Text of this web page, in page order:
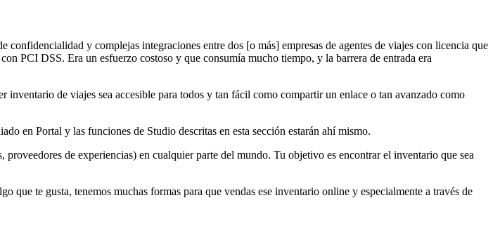
y complejas integraciones entre dos [o más] empresas de agentes de viajes con licencia que
PCI DSS. Era un esfuerzo costoso y que consumía mucho tiempo, y la barrera de entrada era
inventario de viajes sea accesible para todos y tan fácil como compartir un enlace o tan avanzado como
en Portal y las funciones de Studio descritas en esta sección estarán ahí mismo.
de experiencias) en cualquier parte del mundo. Tu objetivo es encontrar el inventario que sea
te gusta, tenemos muchas formas para que vendas ese inventario online y especialmente a través de